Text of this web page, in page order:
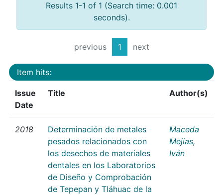
Results 1-1 of 1 (Search time: 0.001
seconds).
previous 1 next
Item hits:
Issue
Date
Title Author(s)
2018
Determinación de metales
pesados relacionados con
los desechos de materiales
dentales en los Laboratorios
de Diseño y Comprobación
de Tepepan y Tláhuac de la
Maceda
Mejías,
Iván